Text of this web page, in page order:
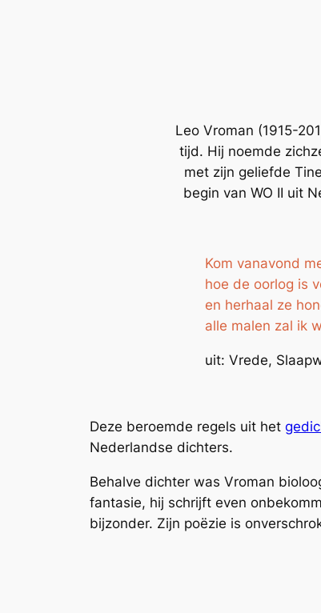
Leo Vroman (1915-
tijd. Hij noemde
met zijn geliefde
begin van WO II uit
Kom vanavond
hoe de oorlog is
en herhaal ze
alle malen zal ik
uit: Vrede,
Deze beroemde regels uit het
Nederlandse dichters.
Behalve dichter was Vroman
fantasie, hij schrijft even
bijzonder. Zijn poëzie is